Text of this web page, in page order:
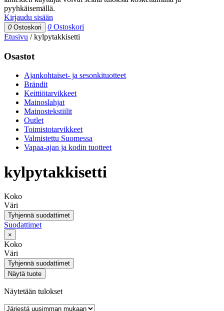
pyyhkäisemällä.
Kirjaudu sisään
0 Ostoskori 0 Ostoskori
Etusivu /kylpytakkisetti
Osastot
Ajankohtaiset- ja sesonkituotteet
Brändit
Keittiötarvikkeet
Mainoslahjat
Mainostekstiilit
Outlet
Toimistotarvikkeet
Valmistettu Suomessa
Vapaa-ajan ja kodin tuotteet
kylpytakkisetti
Koko
Väri
Tyhjennä suodattimet
Suodattimet
×
Koko
Väri
Tyhjennä suodattimet
Näytä tuote
Näytetään tulokset